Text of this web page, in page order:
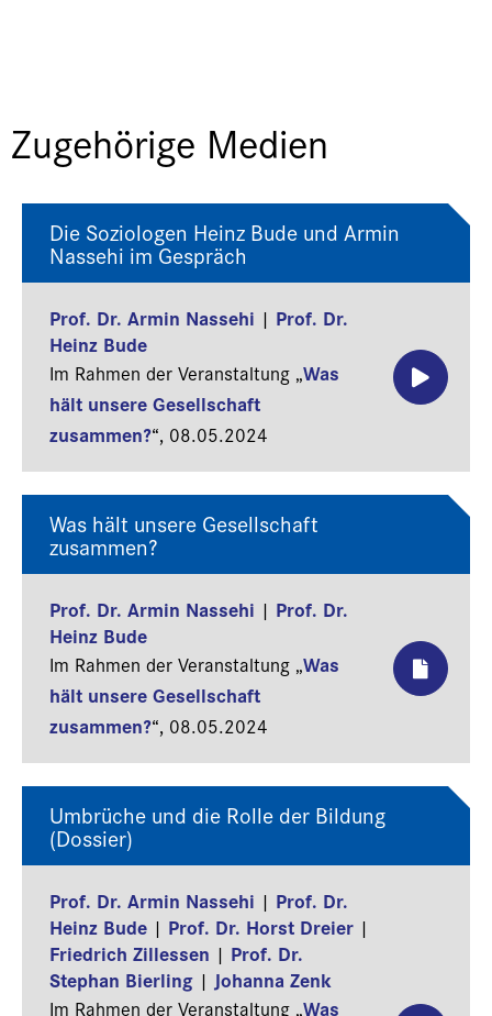
Zugehörige Medien
Die Soziologen Heinz Bude und Armin
Nassehi im Gespräch
Prof. Dr. Armin Nassehi | Prof. Dr.
Heinz Bude
Im Rahmen der Veranstaltung „Was
hält unsere Gesellschaft
zusammen?“, 08.05.2024
Was hält unsere Gesellschaft
zusammen?
Prof. Dr. Armin Nassehi | Prof. Dr.
Heinz Bude
Im Rahmen der Veranstaltung „Was
hält unsere Gesellschaft
zusammen?“, 08.05.2024
Umbrüche und die Rolle der Bildung
(Dossier)
Prof. Dr. Armin Nassehi | Prof. Dr.
Heinz Bude | Prof. Dr. Horst Dreier |
Friedrich Zillessen | Prof. Dr.
Stephan Bierling | Johanna Zenk
Im Rahmen der Veranstaltung „Was